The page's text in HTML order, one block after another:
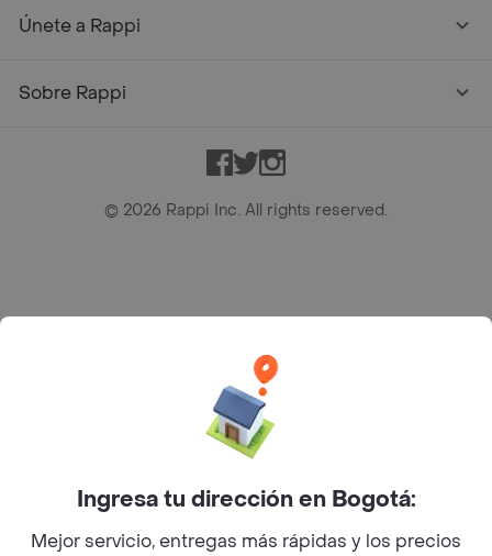
Únete a Rappi
Sobre Rappi
Facebook
TwitterInstagram
© 2026 Rappi Inc. All rights reserved.
Bogotá D.C. --- notificacionesrappi@rappi.com
Ingresa tu dirección en Bogotá:
Mejor servicio, entregas más rápidas y los precios